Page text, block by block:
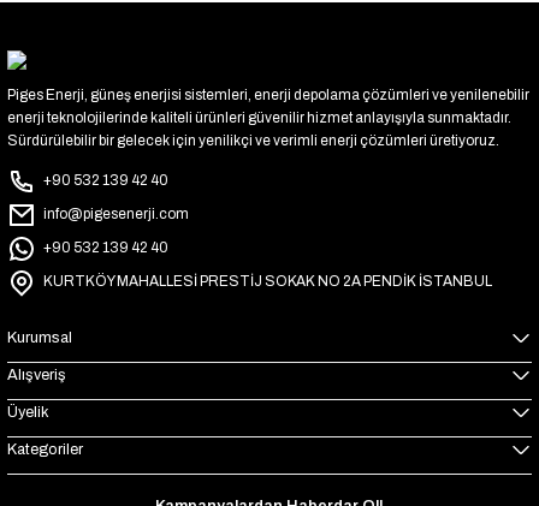
Piges Enerji, güneş enerjisi sistemleri, enerji depolama çözümleri ve yenilenebilir
enerji teknolojilerinde kaliteli ürünleri güvenilir hizmet anlayışıyla sunmaktadır.
Sürdürülebilir bir gelecek için yenilikçi ve verimli enerji çözümleri üretiyoruz.
+90 532 139 42 40
info@pigesenerji.com
+90 532 139 42 40
KURTKÖY MAHALLESİ PRESTİJ SOKAK NO 2A PENDİK İSTANBUL
Kurumsal
Alışveriş
Üyelik
Kategoriler